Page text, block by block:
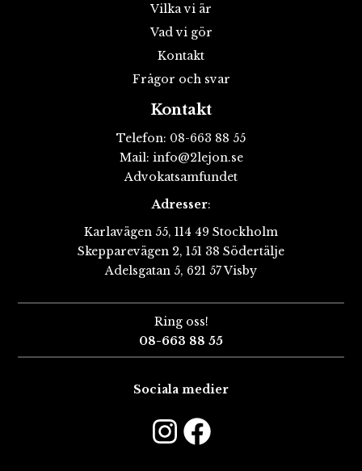
Vilka vi är
Vad vi gör
Kontakt
Frågor och svar
Kontakt
Telefon: 08-663 88 55
Mail: info@2lejon.se
Advokatsamfundet
Adresser:
Karlavägen 55, 114 49 Stockholm
Skepparevägen 2, 151 38 Södertälje
Adelsgatan 5, 621 57 Visby
Ring oss!
08-663 88 55
Sociala medier
Instagram